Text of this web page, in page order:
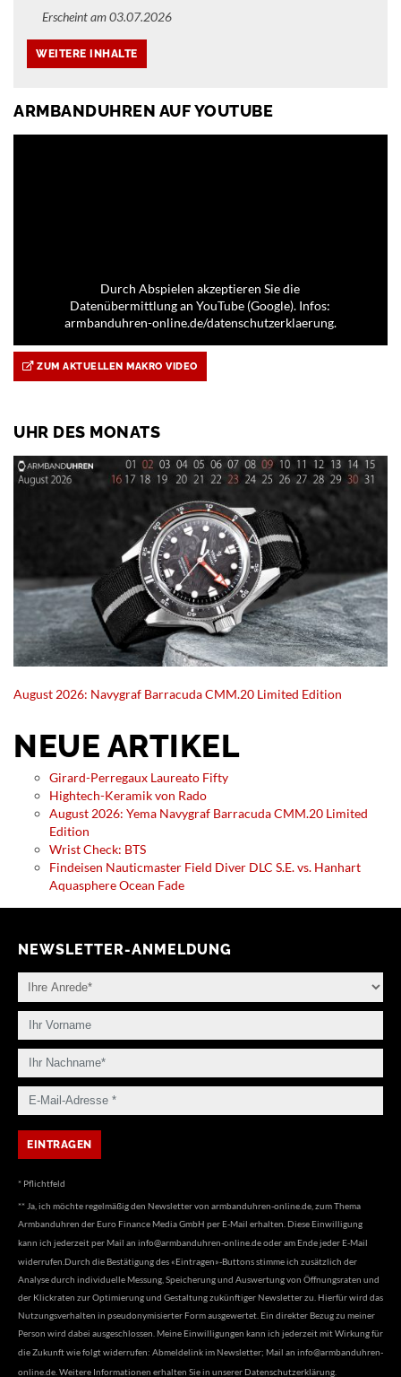
Erscheint am 03.07.2026
ARMBANDUHREN AUF YOUTUBE
Durch Abspielen akzeptieren Sie die
Datenübermittlung an YouTube (Google). Infos:
armbanduhren-online.de/datenschutzerklaerung.
ZUM AKTUELLEN MAKRO VIDEO
UHR DES MONATS
August 2026: Navygraf Barracuda CMM.20 Limited Edition
NEUE ARTIKEL
Girard-Perregaux Laureato Fifty
Hightech-Keramik von Rado
August 2026: Yema Navygraf Barracuda CMM.20 Limited
Edition
Wrist Check: BTS
Findeisen Nauticmaster Field Diver DLC S.E. vs. Hanhart
Aquasphere Ocean Fade
NEWSLETTER-ANMELDUNG
* Pflichtfeld
** Ja, ich möchte regelmäßig den Newsletter von armbanduhren-online.de, zum Thema
Armbanduhren der Euro Finance Media GmbH per E-Mail erhalten. Diese Einwilligung
kann ich jederzeit per Mail an info@armbanduhren-online.deoder am Ende jeder E-Mail
widerrufen.Durch die Bestätigung des «Eintragen»-Buttons stimme ich zusätzlich der
Analyse durch individuelle Messung, Speicherung und Auswertung von Öffnungsraten und
der Klickraten zur Optimierung und Gestaltung zukünftiger Newsletter zu. Hierfür wird das
Nutzungsverhalten in pseudonymisierter Form ausgewertet. Ein direkter Bezug zu meiner
Person wird dabei ausgeschlossen. Meine Einwilligungen kann ich jederzeit mit Wirkung für
die Zukunft wie folgt widerrufen: Abmeldelink im Newsletter; Mail an info@armbanduhren-
online.de . Weitere Informationen erhalten Sie in unserer Datenschutzerklärung